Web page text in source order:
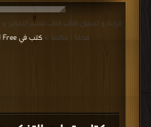
مجانا | مكتبة >كتب في Download Free